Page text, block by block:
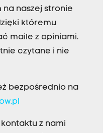
na naszej stronie
któremu
maile z opiniami.
czytane i nie
bezpośrednio na
z nami